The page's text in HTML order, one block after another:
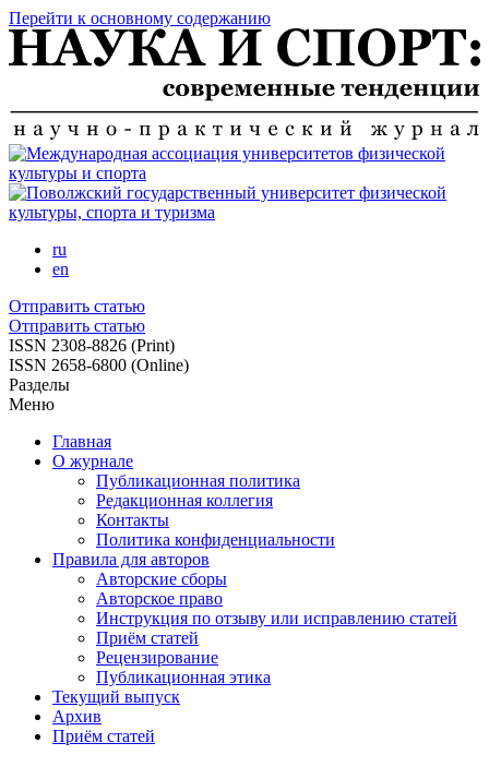
Перейти к основному содержанию
ru
en
Отправить статью
Отправить статью
ISSN 2308-8826 (Print)
ISSN 2658-6800 (Online)
Разделы
Меню
Главная
О журнале
Публикационная политика
Редакционная коллегия
Контакты
Политика конфиденциальности
Правила для авторов
Авторские сборы
Авторское право
Инструкция по отзыву или исправлению статей
Приём статей
Рецензирование
Публикационная этика
Текущий выпуск
Архив
Приём статей